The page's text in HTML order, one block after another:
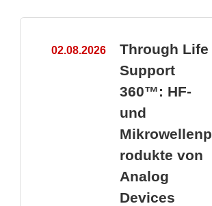
02.08.2026
Through Life
Support
360™: HF-
und
Mikrowellenp
rodukte von
Analog
Devices